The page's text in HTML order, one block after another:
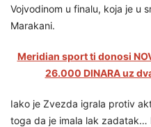
Vojvodinom u finalu, koja je u
Marakani.
Meridian sport ti donosi
26.000 DINARA uz
Iako je Zvezda igrala protiv
toga da je imala lak zadatak…